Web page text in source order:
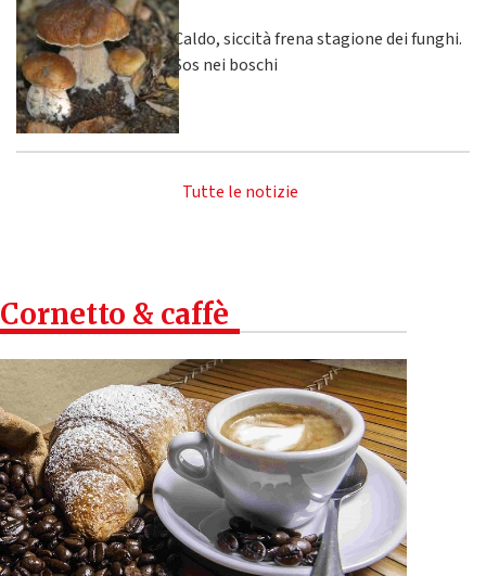
Caldo, siccità frena stagione dei funghi.
Sos nei boschi
Tutte le notizie
Cornetto & caffè